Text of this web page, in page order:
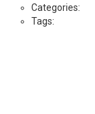
Categories:
Tags: